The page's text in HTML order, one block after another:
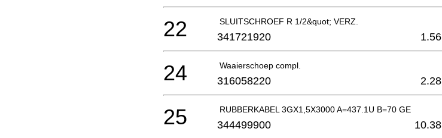
SLUITSCHROEF R 1/2&quot; VERZ.
22 341721920 1.56
Waaierschoep compl.
24 316058220 2.28
RUBBERKABEL 3GX1,5X3000 A=437.1U B=70 GE
25 344499900 10.38